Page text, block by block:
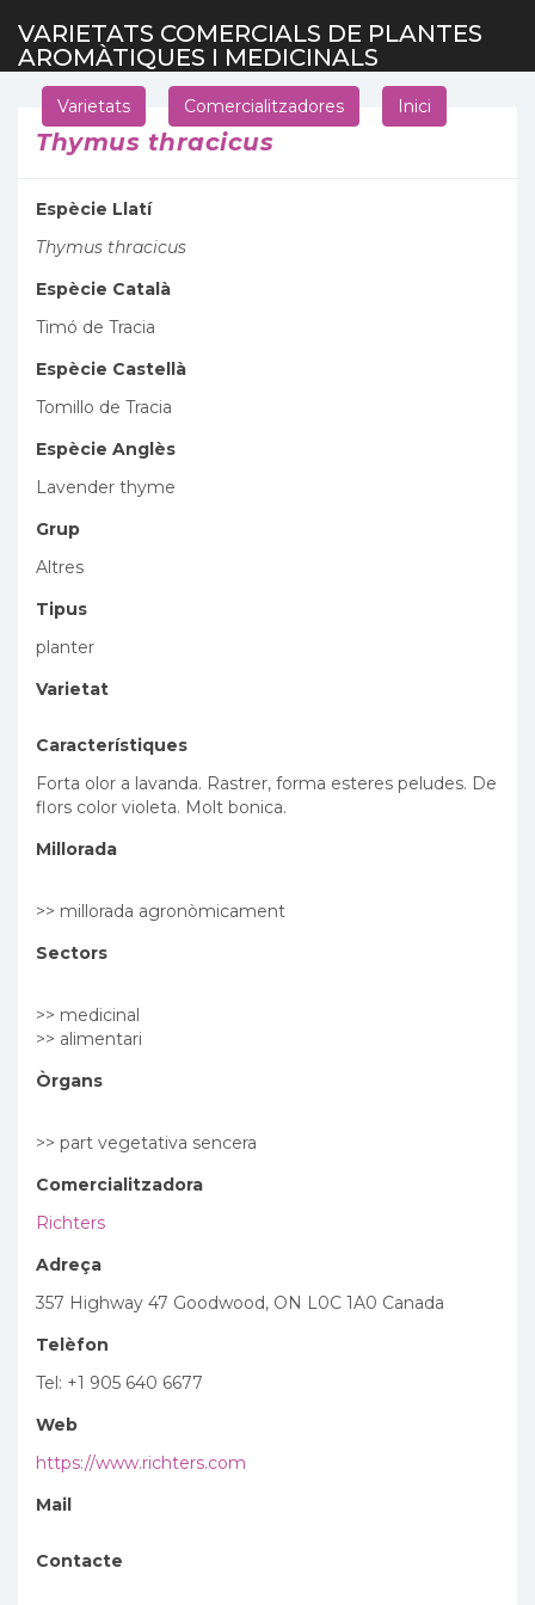
VARIETATS COMERCIALS DE PLANTES
AROMÀTIQUES I MEDICINALS
Varietats Comercialitzadores Inici
Thymus thracicus
Espècie Llatí
Thymus thracicus
Espècie Català
Timó de Tracia
Espècie Castellà
Tomillo de Tracia
Espècie Anglès
Lavender thyme
Grup
Altres
Tipus
planter
Varietat
Característiques
Forta olor a lavanda. Rastrer, forma esteres peludes. De
flors color violeta. Molt bonica.
Millorada
>> millorada agronòmicament
Sectors
>> medicinal
>> alimentari
Òrgans
>> part vegetativa sencera
Comercialitzadora
Richters
Adreça
357 Highway 47 Goodwood, ON L0C 1A0 Canada
Telèfon
Tel: +1 905 640 6677
Web
https://www.richters.com
Mail
Contacte